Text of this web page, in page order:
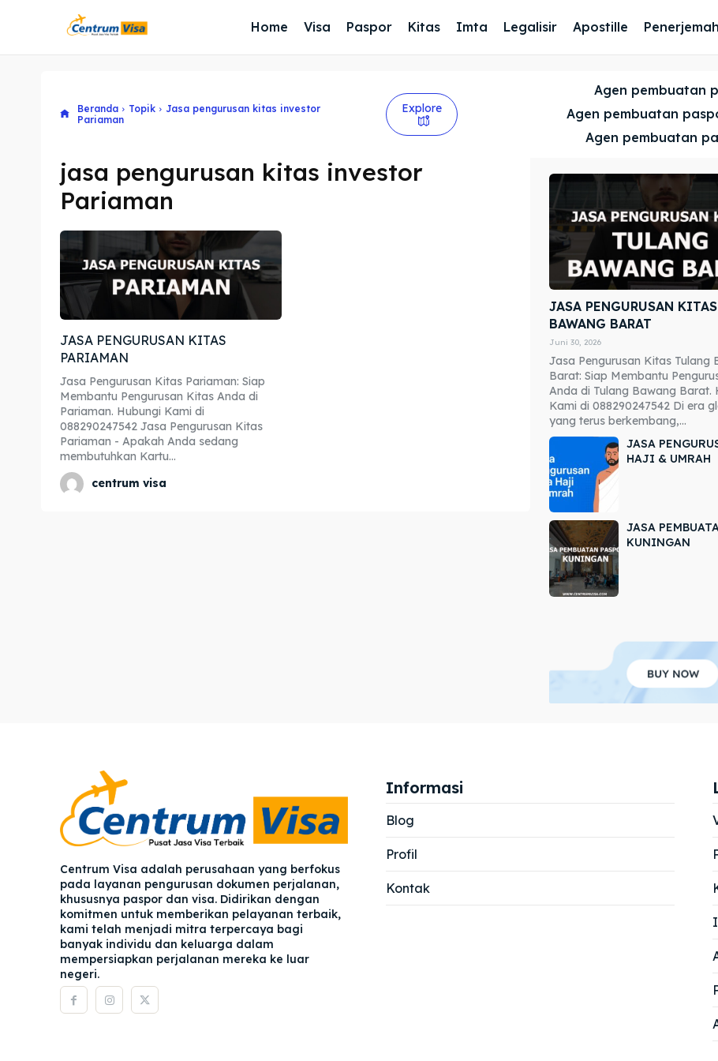
Explore our destinations
Blog
Explore our destinations
Blog
Home Visa Paspor Kitas Imta Legalisir Apostille Penerjemah
Beranda Topik
Jasa pengurusan kitas investor
Pariaman
Explore
Agen pembuatan
Agen pembuatan
Agen pembuatan
jasa pengurusan kitas investor
Pariaman
JASA PENGURUSAN KITAS
PARIAMAN
Jasa Pengurusan Kitas Pariaman: Siap
Membantu Pengurusan Kitas Anda di
Pariaman. Hubungi Kami di
088290247542 Jasa Pengurusan Kitas
Pariaman - Apakah Anda sedang
membutuhkan Kartu...
centrum visa
JASA PENGURUSAN
BAWANG BARAT
Juni 30, 2026
Jasa Pengurusan Kitas Tulang
Barat: Siap Membantu
Anda di Tulang Bawang Barat.
Kami di 088290247542 Di era
yang terus berkembang,...
JASA
HAJI & UMRAH
JASA
KUNINGAN
Centrum Visa adalah perusahaan yang berfokus
pada layanan pengurusan dokumen perjalanan,
khususnya paspor dan visa. Didirikan dengan
komitmen untuk memberikan pelayanan terbaik,
kami telah menjadi mitra terpercaya bagi
banyak individu dan keluarga dalam
mempersiapkan perjalanan mereka ke luar
negeri.
Informasi
Blog
Profil
Kontak